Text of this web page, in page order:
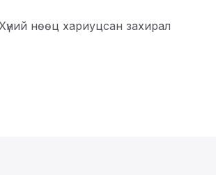
Хүний нөөц хариуцсан захирал